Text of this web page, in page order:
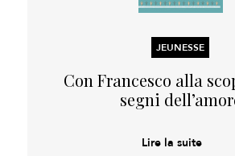
JEUNESSE
Con Francesco alla
segni
Lire la suite